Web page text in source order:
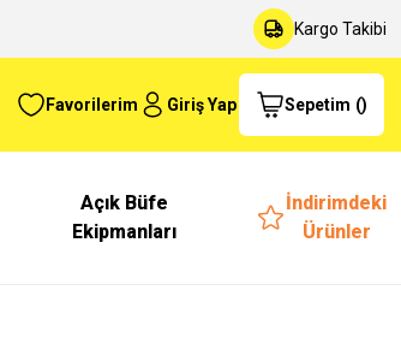
Kargo Takibi
Favorilerim Giriş Yap Sepetim ()
Açık Büfe
Ekipmanları
İndirimdeki
Ürünler